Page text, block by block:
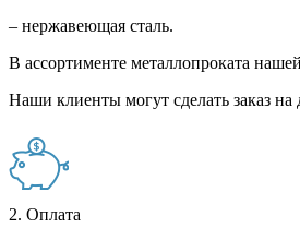
– нержавеющая сталь.
В ассортименте металлопроката
Наши клиенты могут сделать заказ на
2. Оплата